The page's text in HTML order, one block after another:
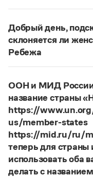
Учебник
Правила русского
Интерактивные
Издательство
Словари
Научпоп
Учебники и справочники
Все книги
Нашответ2014
то игнорируют
словарей русского
развесить
развешенный) со
местах (несколько,
Я знаю, что на
развесили разные
(И. С. Тургенев.
развешены.
Страница ответа
Добрый день,
склоняется ли
Ребежа
ФамилияРебежа
Страница ответа
ООН и МИД России
название страны
https://
us/member-states
https://mid.ru/ru/
теперь для
использовать оба
делать с